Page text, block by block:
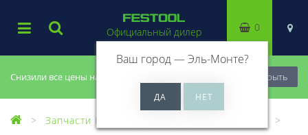
Снизили все цены на 20%, успей купить! Закрыть
Официальный дилер
Ваш город —Эль-Монте?
0
Запчасти Festool